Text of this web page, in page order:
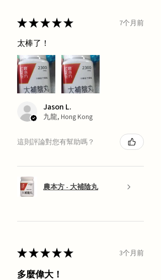
★★★★★ 7个月前
太棒了！
Jason L.
九龍, Hong Kong
這則評論對您有幫助嗎？
農本方 - 大補陰丸
★★★★★ 3个月前
多麼偉大！